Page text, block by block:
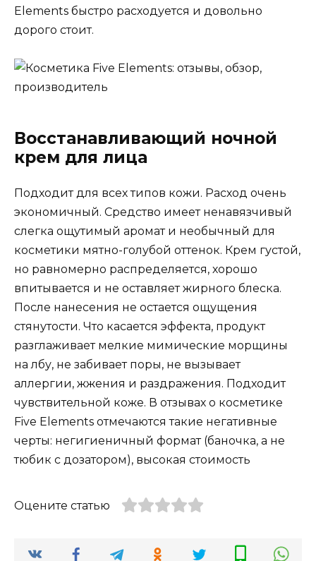
Elements быстро расходуется и довольно
дорого стоит.
Восстанавливающий ночной
крем для лица
Подходит для всех типов кожи. Расход очень
экономичный. Средство имеет ненавязчивый
слегка ощутимый аромат и необычный для
косметики мятно-голубой оттенок. Крем густой,
но равномерно распределяется, хорошо
впитывается и не оставляет жирного блеска.
После нанесения не остается ощущения
стянутости. Что касается эффекта, продукт
разглаживает мелкие мимические морщины
на лбу, не забивает поры, не вызывает
аллергии, жжения и раздражения. Подходит
чувствительной коже. В отзывах о косметике
Five Elements отмечаются такие негативные
черты: негигиеничный формат (баночка, а не
тюбик с дозатором), высокая стоимость
Оцените статью